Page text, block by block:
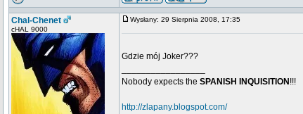
Chal-Chenet
cHAL 9000
Wysłany: 29 Sierpnia 2008, 17:35
Gdzie mój Joker???
Nobody expects the SPANISH INQUISITION !!!
http://zlapany.blogspot.com/